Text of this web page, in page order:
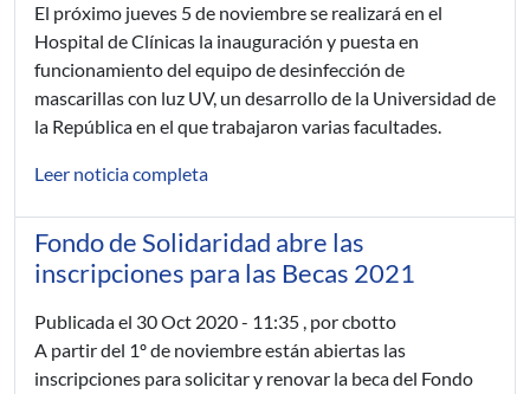
El próximo jueves 5 de noviembre se realizará en el
Hospital de Clínicas la inauguración y puesta en
funcionamiento del equipo de desinfección de
mascarillas con luz UV, un desarrollo de la Universidad de
la República en el que trabajaron varias facultades.
Leer noticia completa
Fondo de Solidaridad abre las
inscripciones para las Becas 2021
Publicada el 30 Oct 2020 - 11:35 , por cbotto
A partir del 1º de noviembre están abiertas las
inscripciones para solicitar y renovar la beca del Fondo